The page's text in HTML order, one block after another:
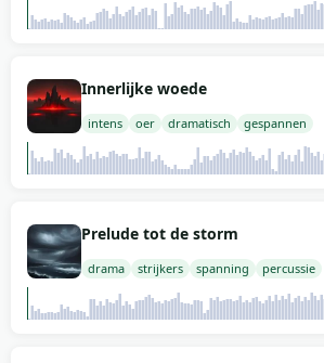
Innerlijke woede
intens oer dramatisch gespannen
Prelude tot de storm
drama strijkers spanning percussie